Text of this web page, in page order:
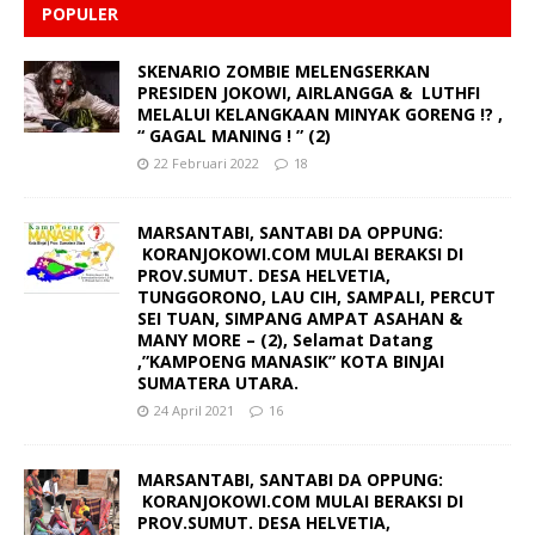
POPULER
SKENARIO ZOMBIE MELENGSERKAN
PRESIDEN JOKOWI, AIRLANGGA & LUTHFI
MELALUI KELANGKAAN MINYAK GORENG !? ,
“ GAGAL MANING ! ” (2)
22 Februari 2022 18
MARSANTABI, SANTABI DA OPPUNG:
KORANJOKOWI.COM MULAI BERAKSI DI
PROV.SUMUT. DESA HELVETIA,
TUNGGORONO, LAU CIH, SAMPALI, PERCUT
SEI TUAN, SIMPANG AMPAT ASAHAN &
MANY MORE – (2), Selamat Datang
,”KAMPOENG MANASIK” KOTA BINJAI
SUMATERA UTARA.
24 April 2021 16
MARSANTABI, SANTABI DA OPPUNG:
KORANJOKOWI.COM MULAI BERAKSI DI
PROV.SUMUT. DESA HELVETIA,